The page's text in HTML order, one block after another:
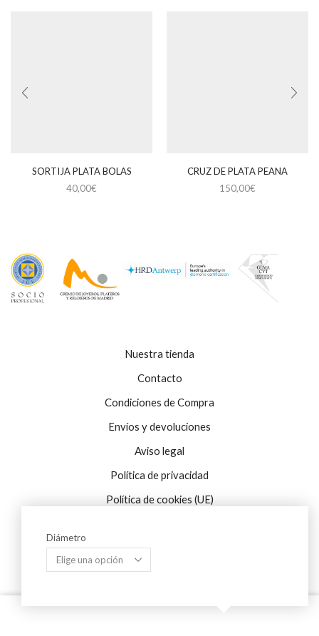
SORTIJA PLATA BOLAS
40,00€
CRUZ DE PLATA PEANA
150,00€
Nuestra tienda
Contacto
Condiciones de Compra
Envíos y devoluciones
Aviso legal
Política de privacidad
Política de cookies (UE)
Diámetro